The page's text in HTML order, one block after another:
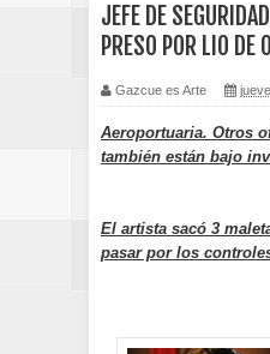
JEFE DE
PRESO POR LIO DE
Gazcue es Arte
Aeroportuaria. Otros
también están bajo
El artista sacó 3
pasar por los